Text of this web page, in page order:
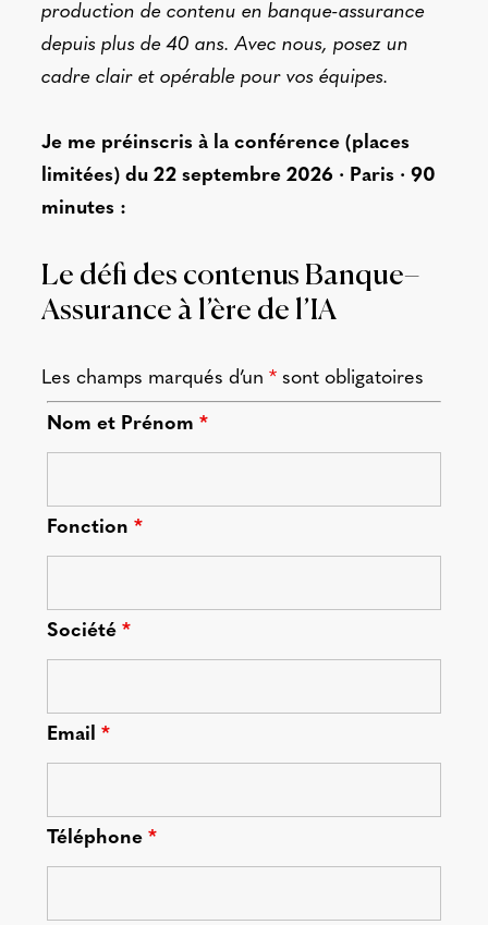
production de contenu en banque-assurance
depuis plus de 40 ans. Avec nous, posez un
cadre clair et opérable pour vos équipes.
Je me préinscris à la conférence (places
limitées) du 22 septembre 2026 · Paris · 90
minutes :
Le défi des contenus Banque–
Assurance à l’ère de l’IA
Les champs marqués d’un *sont obligatoires
Nom et Prénom *
Fonction *
Société *
Email *
Téléphone *